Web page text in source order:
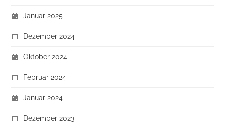
Januar 2025
Dezember 2024
Oktober 2024
Februar 2024
Januar 2024
Dezember 2023